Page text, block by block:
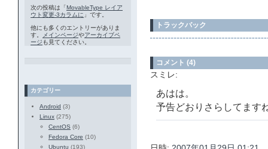
トラックバック
コメント (4)
スミレ:
あはは。
予告どおりさらしてます
次の投稿は「MovableType レイア
ウト変更-3カラムに 」です。
他にも多くのエントリーがありま
す。
メインページやアーカイブペ
ージ も見てください。
カテゴリー
Android (3)
Linux (275)
CentOS (6)
Fedora Core (10)
Ubuntu (193)